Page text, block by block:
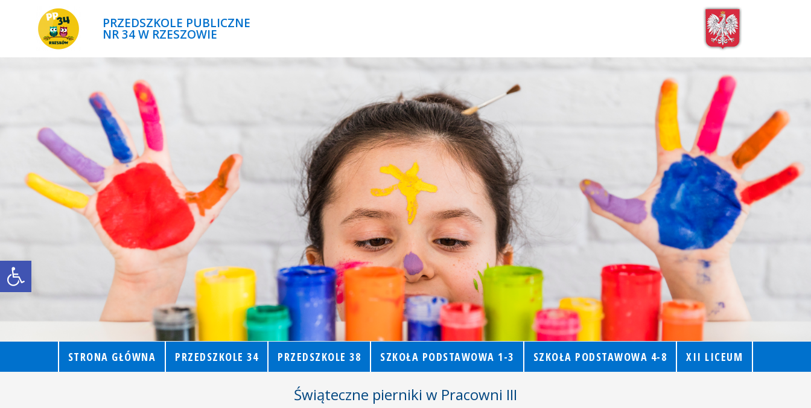
Open toolbar
PRZEDSZKOLE PUBLICZNE
NR 34 W RZESZOWIE
STRONA GŁÓWNA PRZEDSZKOLE 34 PRZEDSZKOLE 38 SZKOŁA PODSTAWOWA 1-3 SZKOŁA PODSTAWOWA 4-8 XII LICEUM
Świąteczne pierniki w Pracowni III